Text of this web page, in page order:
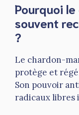
Pourquoi
souvent
?
Le chardon-
protège et
Son pouvoir
radicaux libres